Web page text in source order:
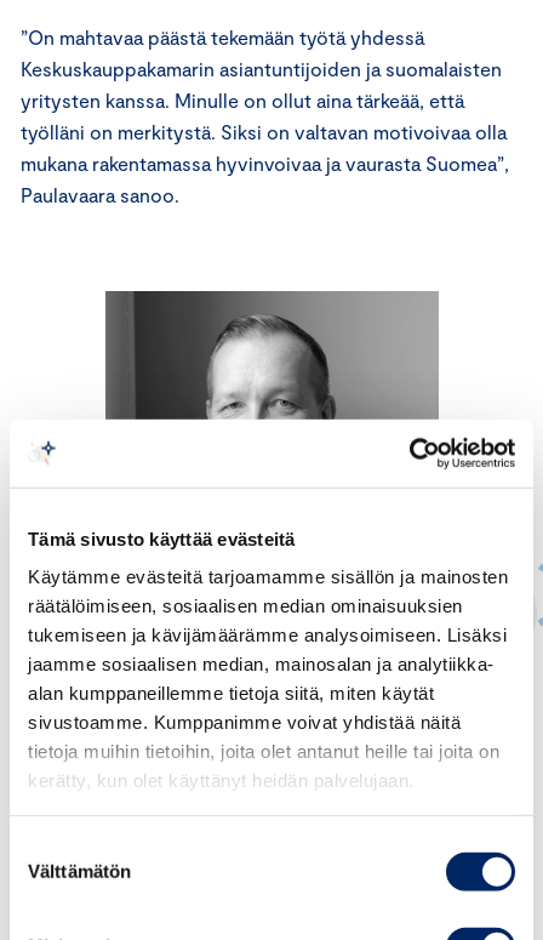
Tämä sivusto käyttää evästeitä
Käytämme evästeitä tarjoamamme sisällön ja mainosten
räätälöimiseen, sosiaalisen median ominaisuuksien
tukemiseen ja kävijämäärämme analysoimiseen. Lisäksi
jaamme sosiaalisen median, mainosalan ja analytiikka-
alan kumppaneillemme tietoja siitä, miten käytät
sivustoamme. Kumppanimme voivat yhdistää näitä
tietoja muihin tietoihin, joita olet antanut heille tai joita on
kerätty, kun olet käyttänyt heidän palvelujaan.
valinta
Välttämätön
”On mahtavaa päästä tekemään työtä yhdessä
Keskuskauppakamarin asiantuntijoiden ja suomalaisten
yritysten kanssa. Minulle on ollut aina tärkeää, että
työlläni on merkitystä. Siksi on valtavan motivoivaa olla
mukana rakentamassa hyvinvoivaa ja vaurasta Suomea”,
Paulavaara sanoo.
Juho Romakkaniemi
TOIMITUSJOHTAJA
juho.romakkaniemi@chamber.fi